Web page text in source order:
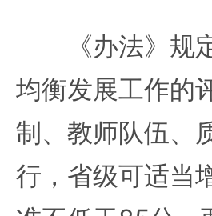
《办法》规定
均衡发展工作的
制、教师队伍、
行，省级可适当